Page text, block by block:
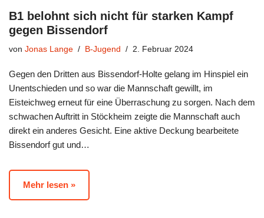
B1 belohnt sich nicht für starken Kampf
gegen Bissendorf
von Jonas Lange B-Jugend 2. Februar 2024
Gegen den Dritten aus Bissendorf-Holte gelang im Hinspiel ein
Unentschieden und so war die Mannschaft gewillt, im
Eisteichweg erneut für eine Überraschung zu sorgen. Nach dem
schwachen Auftritt in Stöckheim zeigte die Mannschaft auch
direkt ein anderes Gesicht. Eine aktive Deckung bearbeitete
Bissendorf gut und…
Mehr lesen »